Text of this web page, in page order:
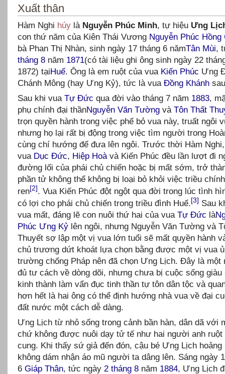
Xuất thân
Hàm Nghi húy là Nguyễn Phúc Minh, tự hiệu Ưng
con thứ năm của Kiên Thái Vương Nguyễn Phúc Hồng
bà Phan Thị Nhàn, sinh ngày 17 tháng 6 nămTân Mùi,
tháng 8 năm 1871(có tài liệu ghi ông sinh ngày 22
1872) tạiHuế. Ông là em ruột của vua Kiến Phúc Ưng
Chánh Mông (hay Ưng Kỷ), tức là vua Đồng Khánh
Sau khi vua Tự Đức qua đời vào tháng 7 năm 1883,
phụ chính đại thầnNguyễn Văn Tường và Tôn Thất
trọn quyền hành trong việc phế bỏ vua này, truất ngôi
nhưng họ lại rất bị động trong việc tìm người trong
cùng chí hướng để đưa lên ngôi. Trước thời Hàm
vua Dục Đức, Hiệp Hoàvà Kiến Phúc đều lần lượt đi
đường lối của phái chủ chiến hoặc bị mất sớm, trở
phần tử không thể không bị loại bỏ khỏi việc triều
ren[2]. Vua Kiến Phúc đột ngột qua đời trong lúc tình
có lợi cho phái chủ chiến trong triều đình Huế.[3] Sau
vua mất, đáng lẽ con nuôi thứ hai của vua Tự Đức là
Phúc Ưng Kỷ lên ngôi, nhưng Nguyễn Văn Tường và
Thuyết sợ lập một vị vua lớn tuổi sẽ mất quyền hành
chủ trương dứt khoát lựa chọn bằng được một vị vua
trường chống Pháp nên đã chọn Ưng Lịch. Đây là một
đủ tư cách về dòng dõi, nhưng chưa bị cuộc sống giàu
kinh thành làm vẩn đục tinh thần tự tôn dân tộc và
hơn hết là hai ông có thể định hướng nhà vua về đại
đất nước một cách dễ dàng.
Ưng Lịch từ nhỏ sống trong cảnh bần hàn, dân dã với
chứ không được nuôi dạy tử tế như hai người anh ruột
cung. Khi thấy sứ giả đến đón, cậu bé Ưng Lịch
không dám nhận áo mũ người ta dâng lên. Sáng ngày
6 Giáp Thân, tức ngày 2 tháng 8 năm 1884, Ưng Lịch